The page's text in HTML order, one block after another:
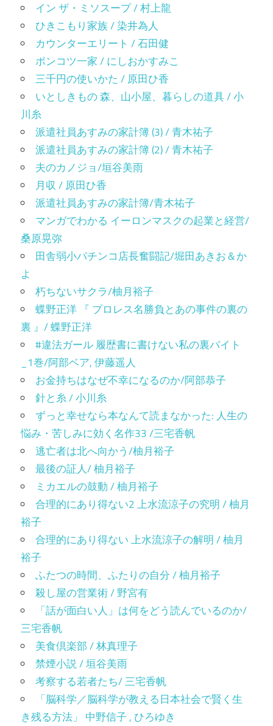
イン ザ・ミソスープ / 村上龍
ひきこもり家族 / 染井為人
カウンターエリート / 石田健
ポンコツ一家 / にしおかすみこ
三千円の使いかた / 原田ひ香
いとしきもの 森、山小屋、暮らしの道具 / 小
川糸
派遣社員あすみの家計簿 (3) / 青木祐子
派遣社員あすみの家計簿 (2) / 青木祐子
夫のカノジョ/垣谷美雨
月収 / 原田ひ香
派遣社員あすみの家計簿/青木祐子
マンガでわかる イーロンマスクの起業と経営/
桑原晃弥
田舎弱小パチンコ店長奮闘記/堀田あきお＆か
よ
朽ちないサクラ/柚月裕子
蝶野正洋 『 プロレス名勝負とあの事件の裏の
裏 』/ 蝶野正洋
#違法ガール 履歴書に書けない私の裏バイト
_1巻/阿部ベア, 伊藤遥人
お金持ちはなぜ不幸になるのか/阿部恭子
針と糸 / 小川糸
ずっと幸せなら本なんて読まなかった: 人生の
悩み・苦しみに効く名作33 /三宅香帆
逃亡者は北へ向かう/柚月裕子
最後の証人/ 柚月裕子
ミカエルの鼓動 / 柚月裕子
合理的にあり得ない2 上水流涼子の究明 / 柚月
裕子
合理的にあり得ない 上水流涼子の解明 / 柚月
裕子
ふたつの時間、ふたりの自分 / 柚月裕子
殺し屋の営業術 / 野宮有
「話が面白い人」は何をどう読んでいるのか/
三宅香帆
美食倶楽部 / 林真理子
禁煙小説 / 垣谷美雨
考察する若者たち/ 三宅香帆
「脳科学／脳科学が教える日本社会で賢く生
き残る方法」 中野信子 , ひろゆき